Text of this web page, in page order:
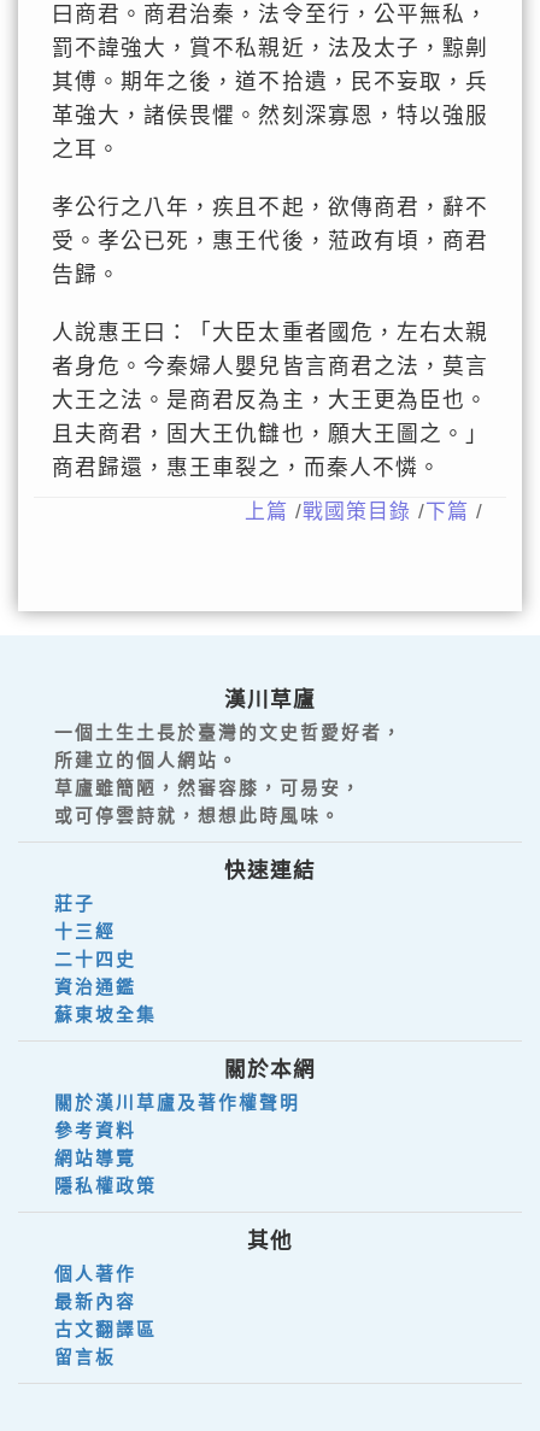
曰商君。商君治秦，法令至行，公平無私，
罰不諱強大，賞不私親近，法及太子，黥劓
其傅。期年之後，道不拾遺，民不妄取，兵
革強大，諸侯畏懼。然刻深寡恩，特以強服
之耳。
孝公行之八年，疾且不起，欲傳商君，辭不
受。孝公已死，惠王代後，蒞政有頃，商君
告歸。
人說惠王曰：「大臣太重者國危，左右太親
者身危。今秦婦人嬰兒皆言商君之法，莫言
大王之法。是商君反為主，大王更為臣也。
且夫商君，固大王仇讎也，願大王圖之。」
商君歸還，惠王車裂之，而秦人不憐。
上篇 /戰國策目錄 /下篇 /
漢川草廬
一個土生土長於臺灣的文史哲愛好者，
所建立的個人網站。
草廬雖簡陋，然審容膝，可易安，
或可停雲詩就，想想此時風味。
快速連結
莊子
十三經
二十四史
資治通鑑
蘇東坡全集
關於本網
關於漢川草廬及著作權聲明
參考資料
網站導覽
隱私權政策
其他
個人著作
最新內容
古文翻譯區
留言板